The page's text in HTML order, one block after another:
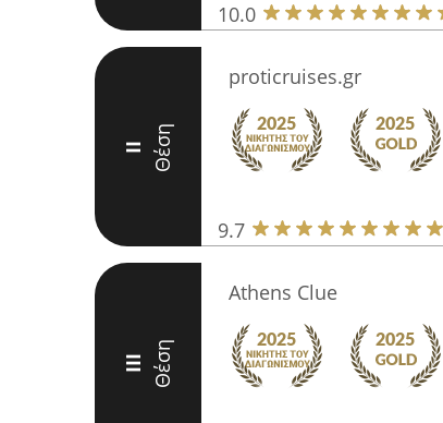
10.0
II Θέση
proticruises.gr
9.7
III Θέση
Athens Clue